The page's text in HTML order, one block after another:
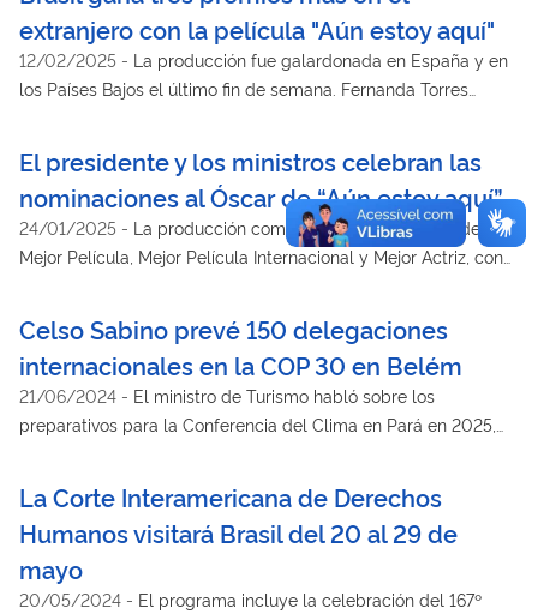
grupos mais vulneráveis, como idosos, crianças e
adolescentes. O projeto aproveita essa grande audiência deles
para disseminar boas práticas de educação midiática.
extranjero con la película "Aún estoy aquí"
12/02/2025 - La producción fue galardonada en España y en
los Países Bajos el último fin de semana. Fernanda Torres
El presidente y los ministros celebran las
nominaciones al Óscar de “Aún estoy aquí”
24/01/2025 - La producción compite en las categorías de
Mejor Película, Mejor Película Internacional y Mejor Actriz, con
Celso Sabino prevé 150 delegaciones
internacionales en la COP 30 en Belém
21/06/2024 - El ministro de Turismo habló sobre los
preparativos para la Conferencia del Clima en Pará en 2025,
Grande do Sul
La Corte Interamericana de Derechos
Humanos visitará Brasil del 20 al 29 de
mayo
20/05/2024 - El programa incluye la celebración del 167º